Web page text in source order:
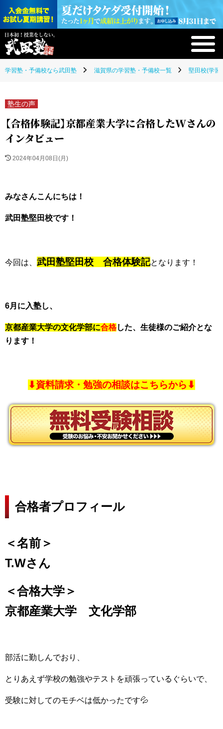
学習塾・予備校なら武田塾 滋賀県の学習塾・予備校一覧 堅田校(学習
塾生の声
【合格体験記】京都産業大学に合格したWさんの
インタビュー
2024年04月08日(月)
みなさんこんにちは！
武田塾堅田校です！
今回は、 武田塾堅田校 合格体験記となります！
6月に入塾し、
京都産業大学の文化学部に合格した、生徒様のご紹介とな
ります！
⬇︎資料請求・勉強の相談はこちらから⬇︎
合格者プロフィール
＜名前＞
T.Wさん
＜合格大学＞
京都産業大学 文化学部
部活に勤しんでおり、
とりあえず学校の勉強やテストを頑張っているぐらいで、
受験に対してのモチベは低かったです💦